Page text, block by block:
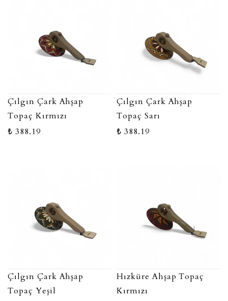
Çılgın Çark Ahşap
Topaç Kırmızı
₺ 388.19
Çılgın Çark Ahşap
Topaç Sarı
₺ 388.19
Çılgın Çark Ahşap
Topaç Yeşil
Hızküre Ahşap Topaç
Kırmızı